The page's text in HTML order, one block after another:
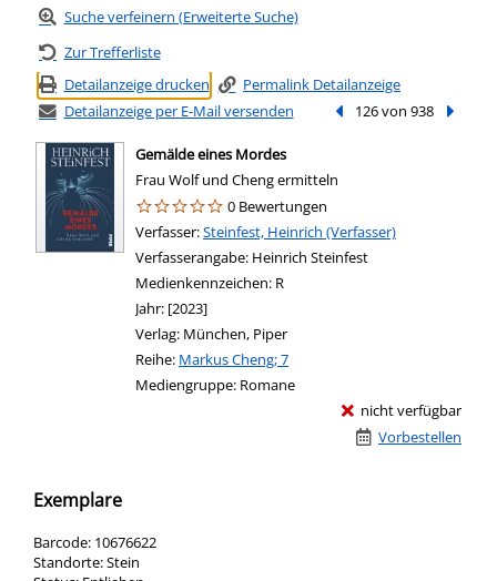
Suche verfeinern (Erweiterte Suche)
Zur Trefferliste
Detailanzeige drucken
Permalink Detailanzeige
Detailanzeige per E-Mail versenden
Vorheriger Treffer
126 von 938
Gemälde eines Mordes
Frau Wolf und Cheng ermitteln
0 Bewertungen
Verfasser:Suche nach diesem Verfasser
Steinfest, Heinrich (Verfasser)
Verfasserangabe: Heinrich Steinfest
Medienkennzeichen: R
Jahr: [2023]
Verlag: München, Piper
Reihe: Markus Cheng; 7
Mediengruppe: Romane
nicht verfügbar
Vorbestellen
Exemplare
Barcode: 10676622
Standorte:Stein